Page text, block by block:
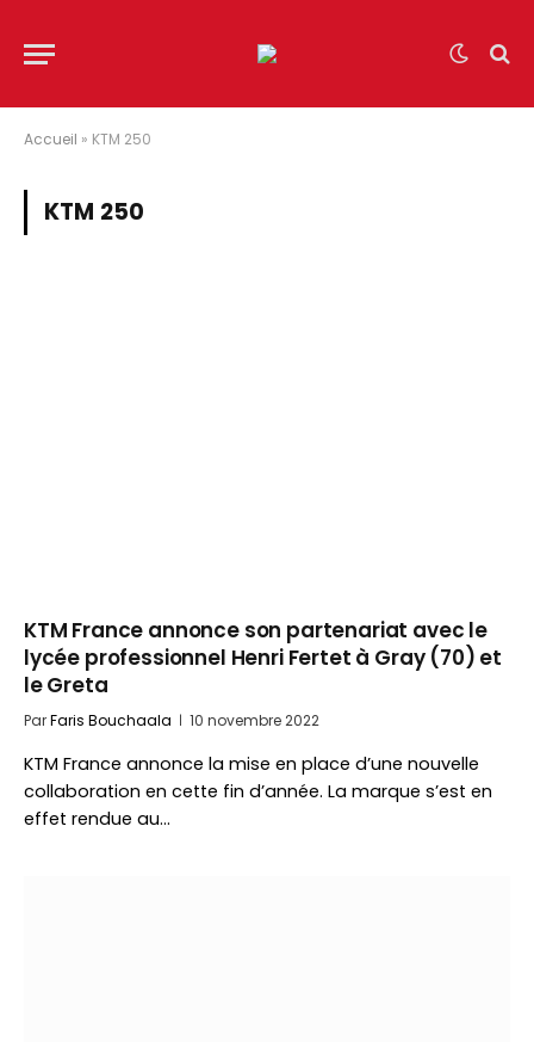
Accueil » KTM 250
KTM 250
KTM France annonce son partenariat avec le
lycée professionnel Henri Fertet à Gray (70) et
le Greta
ParFaris Bouchaala 10 novembre 2022
KTM France annonce la mise en place d’une nouvelle
collaboration en cette fin d’année. La marque s’est en
effet rendue au…